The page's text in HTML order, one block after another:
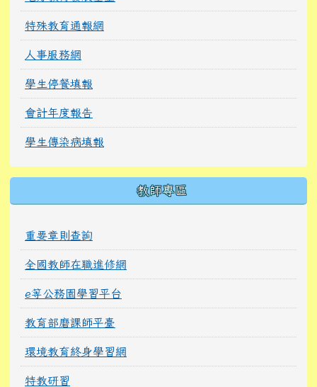
特殊教育通報網
人事服務網
學生停餐填報
會計年度報告
學生傳染病填報
教師專區
重要章則查詢
全國教師在職進修網
e等公務園學習平台
教育部磨課師平臺
環境教育終身學習網
特教研習